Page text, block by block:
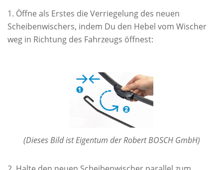
Öffne als Erstes die Verriegelung des neuen
Scheibenwischers, indem Du den Hebel vom Wischer
weg in Richtung des Fahrzeugs öffnest:
(Dieses Bild ist Eigentum der Robert BOSCH GmbH)